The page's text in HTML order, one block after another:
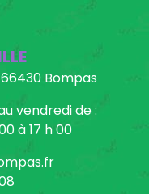
Bompas
vendredi de :
à 17 h 00